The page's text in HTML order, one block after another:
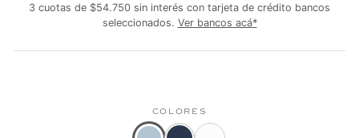
3 cuotas de $54.750 sin interés con tarjeta de crédito bancos
seleccionados. Ver bancos acá*
COLORES